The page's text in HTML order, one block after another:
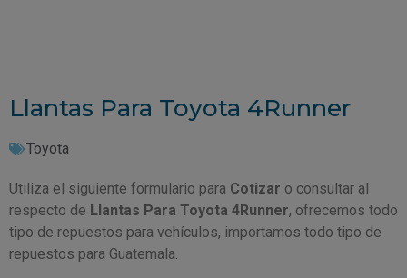
Llantas Para Toyota 4Runner
Toyota
Utiliza el siguiente formulario para Cotizar o consultar al
respecto de Llantas Para Toyota 4Runner, ofrecemos todo
tipo de repuestos para vehículos, importamos todo tipo de
repuestos para Guatemala.